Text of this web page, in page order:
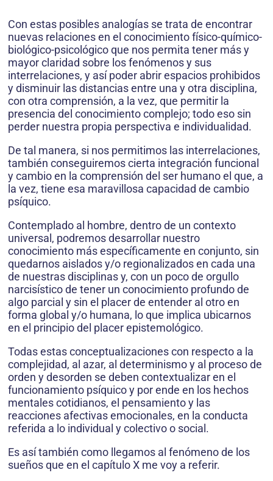
Con estas posibles analogías se trata de encontrar
nuevas relaciones en el conocimiento físico-químico-
biológico-psicológico que nos permita tener más y
mayor claridad sobre los fenómenos y sus
interrelaciones, y así poder abrir espacios prohibidos
y disminuir las distan­cias entre una y otra disciplina,
con otra comprensión, a la vez, que permitir la
presencia del conocimiento complejo; todo eso sin
perder nuestra propia perspectiva e individualidad.
De tal manera, si nos permitimos las interrelaciones,
también conseguiremos cierta integración funcional
y cambio en la comprensión del ser humano el que, a
la vez, tiene esa maravillosa capacidad de cambio
psíquico.
Contemplado al hombre, dentro de un contexto
universal, podremos desarrollar nuestro
conocimiento más específicamente en conjunto, sin
quedarnos aislados y/o regionalizados en cada una
de nuestras disciplinas y, con un poco de orgullo
narcisístico de tener un conocimiento profundo de
algo parcial y sin el placer de entender al otro en
forma global y/o humana, lo que implica ubicarnos
en el principio del placer episte­mológico.
Todas estas conceptualizaciones con respecto a la
complejidad, al azar, al determinismo y al proceso de
orden y desorden se deben contextualizar en el
funcionamiento psíquico y por ende en los hechos
mentales cotidianos, el pensamiento y las
reacciones afectivas emociona­les, en la conducta
referida a lo individual y colectivo o social.
Es así también como llegamos al fenómeno de los
sueños que en el capítulo X me voy a referir.